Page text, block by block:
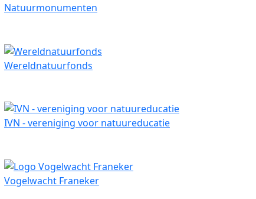
Natuurmonumenten
Wereldnatuurfonds
IVN - vereniging voor natuureducatie
Vogelwacht Franeker